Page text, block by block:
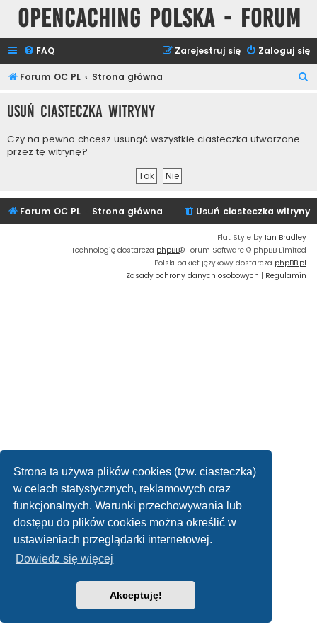
Strona ta używa plików cookies (tzw. ciasteczka)
w celach statystycznych, reklamowych oraz
funkcjonalnych. Warunki przechowywania lub
dostępu do plików cookies można określić w
ustawieniach przeglądarki internetowej.
Dowiedz się więcej
Akceptuję!
Opencaching Polska - Forum
FAQ Zaloguj się
Zarejestruj się
Forum OC PL Strona główna
k
Usuń ciasteczka witryny
Czy na pewno chcesz usunąć wszystkie ciasteczka utworzone
przez tę witrynę?
Forum OC PL Strona główna Usuń ciasteczka witryny
Flat Style by Ian Bradley
Technologię dostarcza phpBB® Forum Software © phpBB Limited
Polski pakiet językowy dostarcza phpBB.pl
Zasady ochrony danych osobowych | Regulamin